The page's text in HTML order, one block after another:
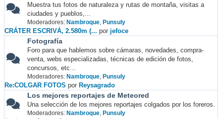
Muestra tus fotos de naturaleza y rutas de montaña, visitas a
ciudades y pueblos,...
Moderadores: Nambroque, Punsuly
CRÁTER ESCRIVÁ, 2.580m (... por jefoce
Fotografía
Foro para que hablemos sobre cámaras, novedades, compra-
venta, webs especializadas, técnicas de edición de fotos,
concursos, etc...
Moderadores: Nambroque, Punsuly
Re:COLGAR FOTOS por Reysagrado
Los mejores reportajes de Meteored
Una selección de los mejores reportajes colgados por los foreros.
Moderadores: Nambroque, Punsuly